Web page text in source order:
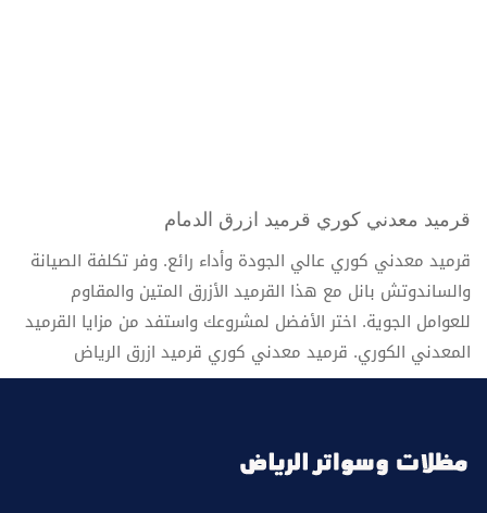
قرميد معدني كوري قرميد ازرق الدمام
قرميد معدني كوري عالي الجودة وأداء رائع. وفر تكلفة الصيانة
والساندوتش بانل مع هذا القرميد الأزرق المتين والمقاوم
للعوامل الجوية. اختر الأفضل لمشروعك واستفد من مزايا القرميد
المعدني الكوري. قرميد معدني كوري قرميد ازرق الرياض